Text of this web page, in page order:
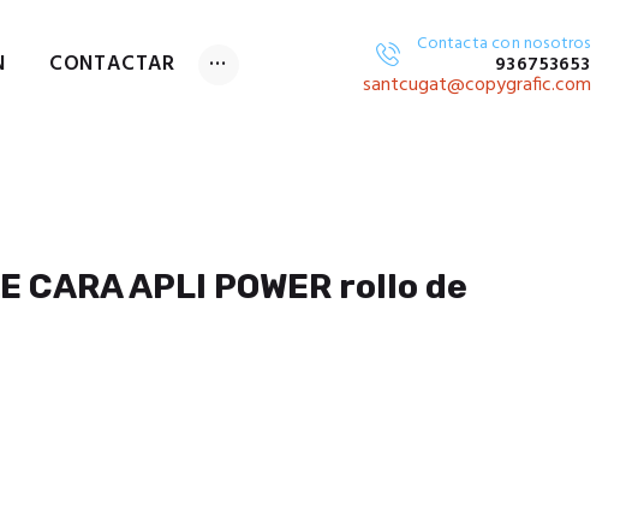
CONTACTAR
Contacta con nosotros
936753653
santcugat@copygrafic.com
DIGITAL
CARA APLI POWER rollo de